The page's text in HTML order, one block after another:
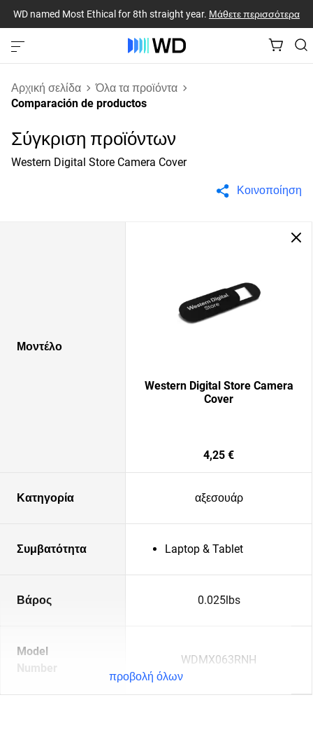
WD named Most Ethical for 8th straight year. Μάθετε περισσότερα
Αρχική σελίδα
Όλα τα προϊόντα
Comparación de productos
Σύγκριση προϊόντων
Western Digital Store Camera Cover
Κοινοποίηση
Μοντέλο
Western Digital Store Camera
Cover
4,25 €
Κατηγορία αξεσουάρ
Συμβατότητα Laptop & Tablet
Βάρος 0.025lbs
Model
Number
WDMX063RNH
προβολή όλων